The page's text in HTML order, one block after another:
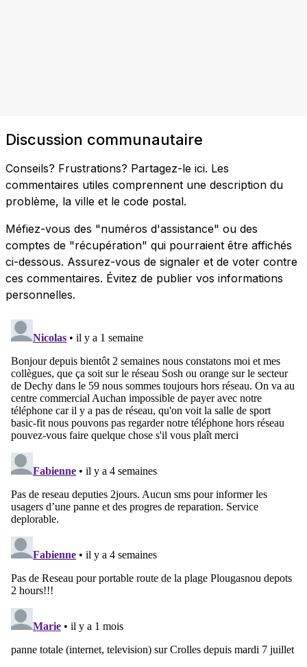
Discussion communautaire
Conseils? Frustrations? Partagez-le ici. Les
commentaires utiles comprennent une description du
problème, la ville et le code postal.
Méfiez-vous des "numéros d'assistance" ou des
comptes de "récupération" qui pourraient être affichés
ci-dessous. Assurez-vous de signaler et de voter contre
ces commentaires. Évitez de publier vos informations
personnelles.